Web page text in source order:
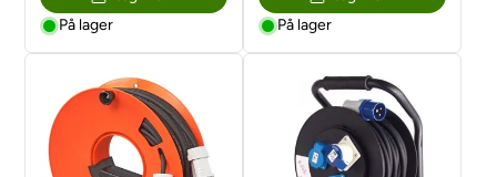
På lager
På lager